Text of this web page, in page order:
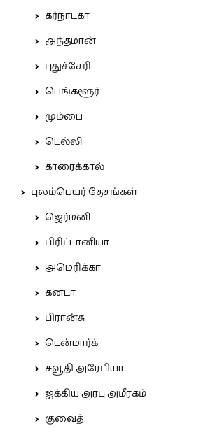
கர்நாடகா
அந்தமான்
புதுச்சேரி
பெங்களூர்
மும்பை
டெல்லி
காரைக்கால்
புலம்பெயர் தேசங்கள்
ஜெர்மனி
பிரிட்டானியா
அமெரிக்கா
கனடா
பிரான்சு
டென்மார்க்
சவூதி அரேபியா
ஐக்கிய அரபு அமீரகம்
குவைத்